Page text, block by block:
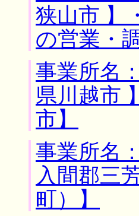
狭山市 】
の営業・
事業所名
県川越市
市】
事業所名
入間郡三
町）】